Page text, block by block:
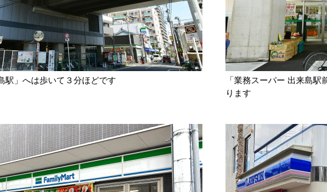
駅」へは歩いて３分ほどです
「業務スーパー 出来島
ります